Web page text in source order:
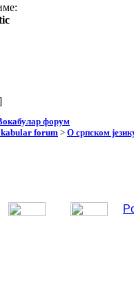
форум
forum > О српском